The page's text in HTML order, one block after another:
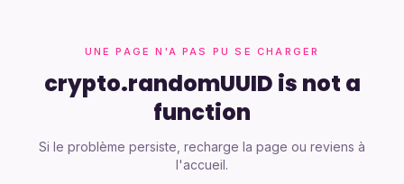
UNE PAGE N'A PAS PU SE CHARGER
crypto.randomUUID is not a
function
Si le problème persiste, recharge la page ou reviens à
l'accueil.